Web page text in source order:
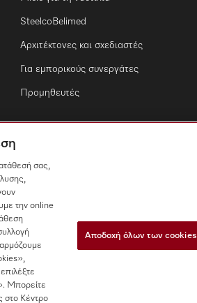
SteelcoBelimed
Αρχιτέκτονες και σχεδιαστές
Για εμπορικούς συνεργάτες
Προμηθευτές
σας,
την online
Μπορείτε
στο Κέντρο
Αποδοχή όλων των cookies